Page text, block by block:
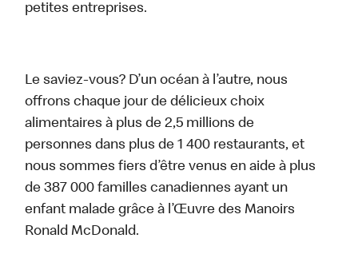
petites entreprises.
Le saviez-vous? D’un océan à l’autre, nous
offrons chaque jour de délicieux choix
alimentaires à plus de 2,5 millions de
personnes dans plus de 1 400 restaurants, et
nous sommes fiers d’être venus en aide à plus
de 387 000 familles canadiennes ayant un
enfant malade grâce à l’Œuvre des Manoirs
Ronald McDonald.